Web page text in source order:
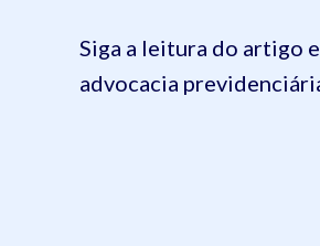
Siga a leitura do artigo
advocacia